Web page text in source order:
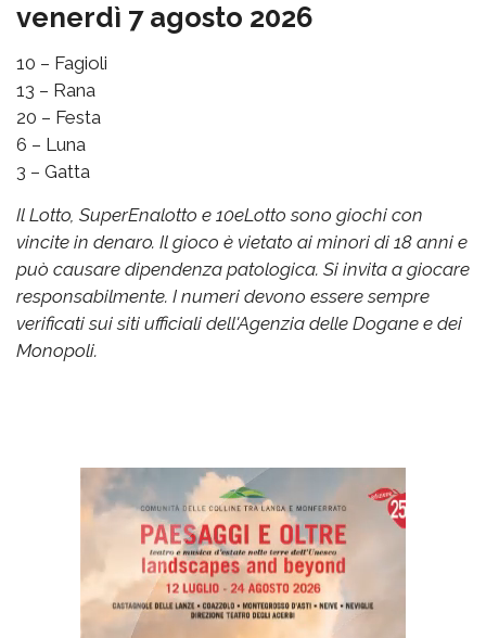
venerdì 7 agosto 2026
10 – Fagioli
13 – Rana
20 – Festa
6 – Luna
3 – Gatta
Il Lotto, SuperEnalotto e 10eLotto sono giochi con
vincite in denaro. Il gioco è vietato ai minori di 18 anni e
può causare dipendenza patologica. Si invita a giocare
responsabilmente. I numeri devono essere sempre
verificati sui siti ufficiali dell'Agenzia delle Dogane e dei
Monopoli.